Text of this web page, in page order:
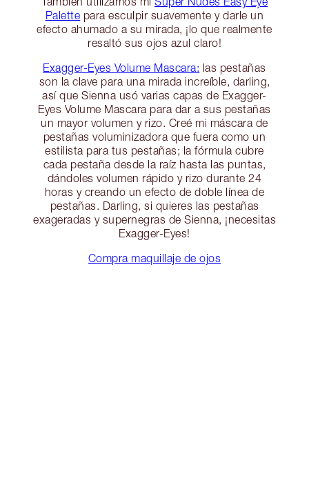
Palette para esculpir suavemente y darle un
efecto ahumado a su mirada, ¡lo que realmente
resaltó sus ojos azul claro!
Exagger-Eyes Volume Mascara: las pestañas
son la clave para una mirada increíble, darling,
así que Sienna usó varias capas de Exagger-
Eyes Volume Mascara para dar a sus pestañas
un mayor volumen y rizo. Creé mi máscara de
pestañas voluminizadora que fuera como un
estilista para tus pestañas; la fórmula cubre
cada pestaña desde la raíz hasta las puntas,
dándoles volumen rápido y rizo durante 24
horas y creando un efecto de doble línea de
pestañas. Darling, si quieres las pestañas
exageradas y supernegras de Sienna, ¡necesitas
Exagger-Eyes!
Compra maquillaje de ojos